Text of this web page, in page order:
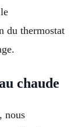
du thermostat
chaude
nous